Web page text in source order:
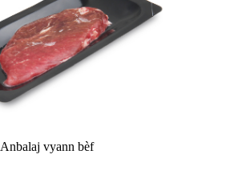
Anbalaj vyann bèf